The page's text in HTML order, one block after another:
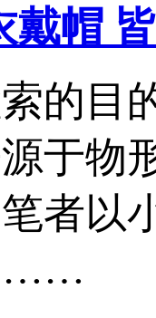
戴帽
的目
于物
者以
……